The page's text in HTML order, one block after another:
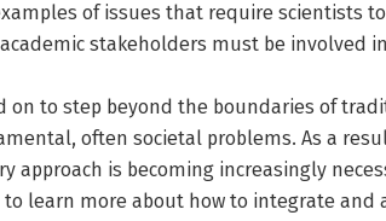
of issues that require scientists to
stakeholders must be involved
on to step beyond the boundaries of
often societal problems. As a
approach is becoming increasingly
learn more about how to integrate and